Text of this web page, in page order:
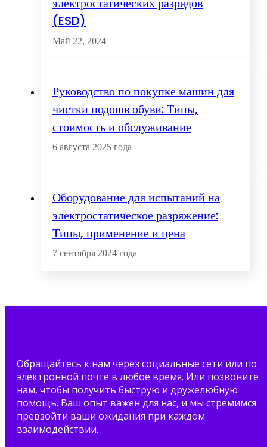
(ESD)
Май 22, 2024
Руководство по покупке машин для
чистки подошв обуви: Типы,
стоимость и обслуживание
6 августа 2025 года
Оборудование для испытаний на
электростатическое разряжение:
Типы, применение и цена
7 сентября 2024 года
Обращайтесь к нам через социальные сети или по
электронной почте в любое время. Или позвоните
нам, чтобы получить быструю и дружелюбную
помощь. Ваш опыт важен для нас, и мы стремимся
превзойти ваши ожидания при каждом
взаимодействии.